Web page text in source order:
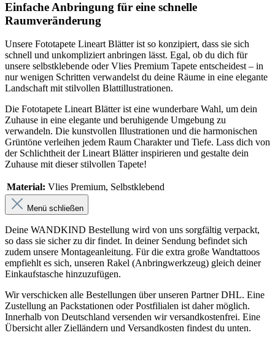
Einfache Anbringung für eine schnelle
Raumveränderung
Unsere Fototapete Lineart Blätter ist so konzipiert, dass sie sich
schnell und unkompliziert anbringen lässt. Egal, ob du dich für
unsere selbstklebende oder Vlies Premium Tapete entscheidest – in
nur wenigen Schritten verwandelst du deine Räume in eine elegante
Landschaft mit stilvollen Blattillustrationen.
Die Fototapete Lineart Blätter ist eine wunderbare Wahl, um dein
Zuhause in eine elegante und beruhigende Umgebung zu
verwandeln. Die kunstvollen Illustrationen und die harmonischen
Grüntöne verleihen jedem Raum Charakter und Tiefe. Lass dich von
der Schlichtheit der Lineart Blätter inspirieren und gestalte dein
Zuhause mit dieser stilvollen Tapete!
Material: Vlies Premium, Selbstklebend
Menü schließen
Deine WANDKIND Bestellung wird von uns sorgfältig verpackt,
so dass sie sicher zu dir findet. In deiner Sendung befindet sich
zudem unsere Montageanleitung. Für die extra große Wandtattoos
empfiehlt es sich, unseren Rakel (Anbringwerkzeug) gleich deiner
Einkaufstasche hinzuzufügen.
Wir verschicken alle Bestellungen über unseren Partner DHL. Eine
Zustellung an Packstationen oder Postfilialen ist daher möglich.
Innerhalb von Deutschland versenden wir versandkostenfrei. Eine
Übersicht aller Zielländern und Versandkosten findest du unten.